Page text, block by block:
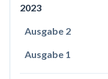
2023
Ausgabe 2
Ausgabe 1